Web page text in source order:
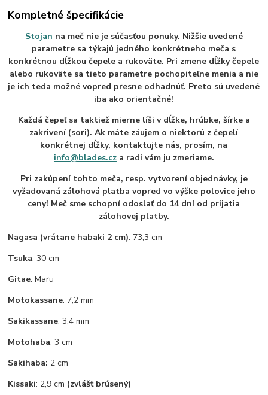
Kompletné špecifikácie
Stojan na meč nie je súčasťou ponuky. Nižšie uvedené
parametre sa týkajú jedného konkrétneho meča s
konkrétnou dĺžkou čepele a rukoväte. Pri zmene dĺžky čepele
alebo rukoväte sa tieto parametre pochopiteľne menia a nie
je ich teda možné vopred presne odhadnúť. Preto sú uvedené
iba ako orientačné!
Každá čepeľ sa taktiež mierne líši v dĺžke, hrúbke, šírke a
zakrivení (sori). Ak máte záujem o niektorú z čepelí
konkrétnej dĺžky, kontaktujte nás, prosím, na
info@blades.cza radi vám ju zmeriame.
Pri zakúpení tohto meča, resp. vytvorení objednávky, je
vyžadovaná zálohová platba vopred vo výške polovice jeho
ceny! Meč sme schopní odoslať do 14 dní od prijatia
zálohovej platby.
Nagasa (vrátane habaki 2 cm): 73,3 cm
Tsuka: 30 cm
Gitae: Maru
Motokassane: 7,2 mm
Sakikassane: 3,4 mm
Motohaba: 3 cm
Sakihaba: 2 cm
Kissaki: 2,9 cm (zvlášť brúsený)